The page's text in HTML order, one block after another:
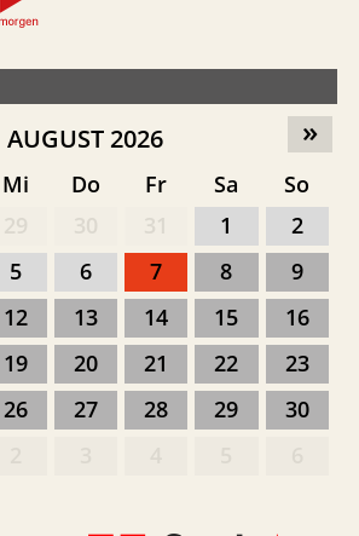
»
AUGUST 2026
Mi Do Fr Sa
So
1
2
5 6 7 8
9
12 13 14 15
16
19 20 21 22
23
26 27 28 29
30